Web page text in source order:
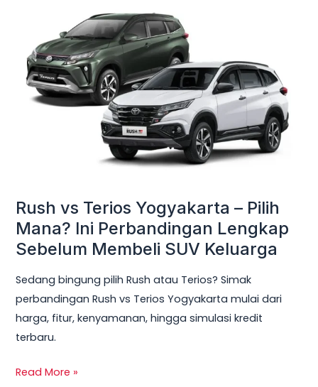
Rush vs Terios Yogyakarta – Pilih
Mana? Ini Perbandingan Lengkap
Sebelum Membeli SUV Keluarga
Sedang bingung pilih Rush atau Terios? Simak
perbandingan Rush vs Terios Yogyakarta mulai dari
harga, fitur, kenyamanan, hingga simulasi kredit
terbaru.
Yogyakarta
Pilih
Membeli
SUV
Keluarga
Read More »